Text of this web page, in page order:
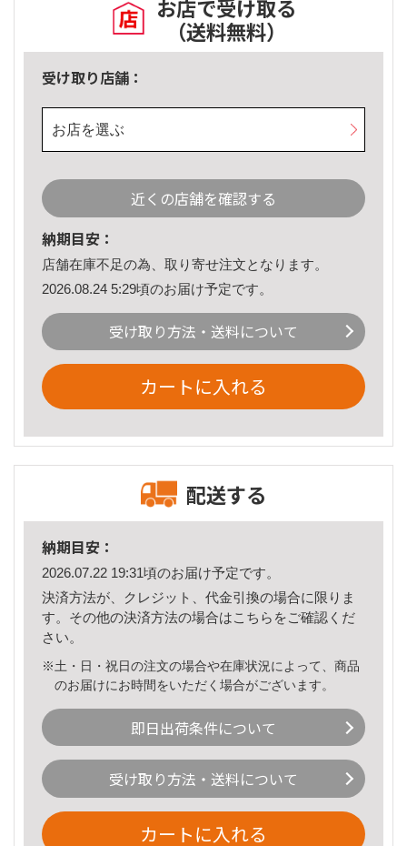
お店で受け取る
（送料無料）
受け取り店舗：
お店を選ぶ
近くの店舗を確認する
納期目安：
店舗在庫不足の為、取り寄せ注文となります。
2026.08.24 5:29頃のお届け予定です。
受け取り方法・送料について
カートに入れる
配送する
納期目安：
2026.07.22 19:31頃のお届け予定です。
決済方法が、クレジット、代金引換の場合に限りま
す。その他の決済方法の場合はこちら をご確認くだ
さい。
※土・日・祝日の注文の場合や在庫状況によって、商品
のお届けにお時間をいただく場合がございます。
即日出荷条件について
受け取り方法・送料について
カートに入れる